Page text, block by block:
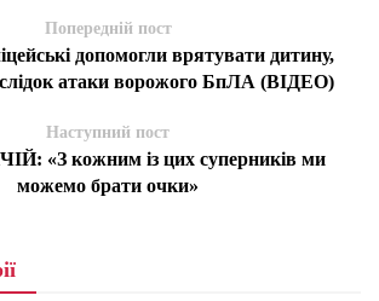
Попередній пост
допомогли врятувати дитину,
атаки ворожого БпЛА (ВІДЕО)
Наступний пост
«З кожним із цих суперників ми
можемо брати очки»